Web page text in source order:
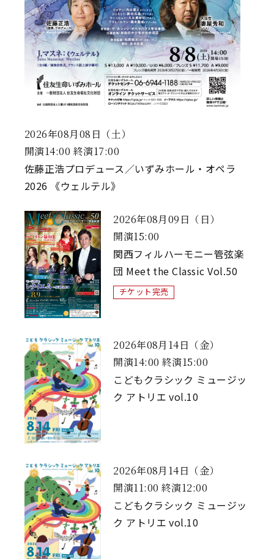
2026年08月08日（土）
開演14:00 終演17:00
佐藤正浩プロデュース／いずみホール・オペラ
2026 《ウェルテル》
2026年08月09日（日）
開演15:00
関西フィルハーモニー管弦楽
団 Meet the Classic Vol.50
チケット完売
2026年08月14日（金）
開演14:00 終演15:00
こどもクラシック ミュージッ
ク アトリエ vol.10
2026年08月14日（金）
開演11:00 終演12:00
こどもクラシック ミュージッ
ク アトリエ vol.10